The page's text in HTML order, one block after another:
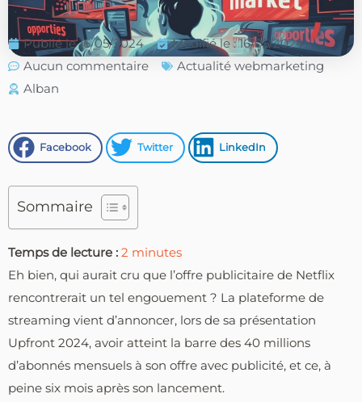
Publié le 16/05/2024
Modifié le : 16/05/2024
Aucun commentaire
Actualité webmarketing
Alban
Facebook Twitter LinkedIn
Sommaire
Temps de lecture : 2 minutes
Eh bien, qui aurait cru que l’offre publicitaire de Netflix
rencontrerait un tel engouement ? La plateforme de
streaming vient d’annoncer, lors de sa présentation
Upfront 2024, avoir atteint la barre des 40 millions
d’abonnés mensuels à son offre avec publicité, et ce, à
peine six mois après son lancement.